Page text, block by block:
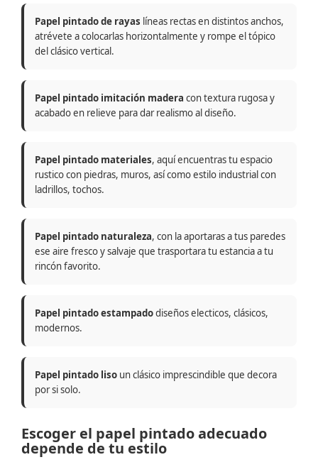
Papel pintado de rayas líneas rectas en distintos anchos,
atrévete a colocarlas horizontalmente y rompe el tópico
del clásico vertical.
Papel pintado imitación madera con textura rugosa y
acabado en relieve para dar realismo al diseño.
Papel pintado materiales, aquí encuentras tu espacio
rustico con piedras, muros, así como estilo industrial con
ladrillos, tochos.
Papel pintado naturaleza, con la aportaras a tus paredes
ese aire fresco y salvaje que trasportara tu estancia a tu
rincón favorito.
Papel pintado estampadodiseños electicos, clásicos,
modernos.
Papel pintado liso un clásico imprescindible que decora
por si solo.
Escoger el papel pintado adecuado
depende de tu estilo